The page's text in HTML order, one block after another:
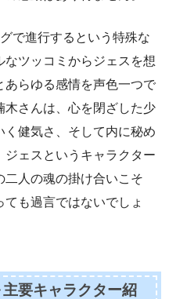
で進行するという特殊な
ツッコミからジェスを想
あらゆる感情を声色一つで
さんは、心を閉ざした少
健気さ、そして内に秘め
ェスというキャラクター
二人の魂の掛け合いこそ
も過言ではないでしょ
要キャラクター紹